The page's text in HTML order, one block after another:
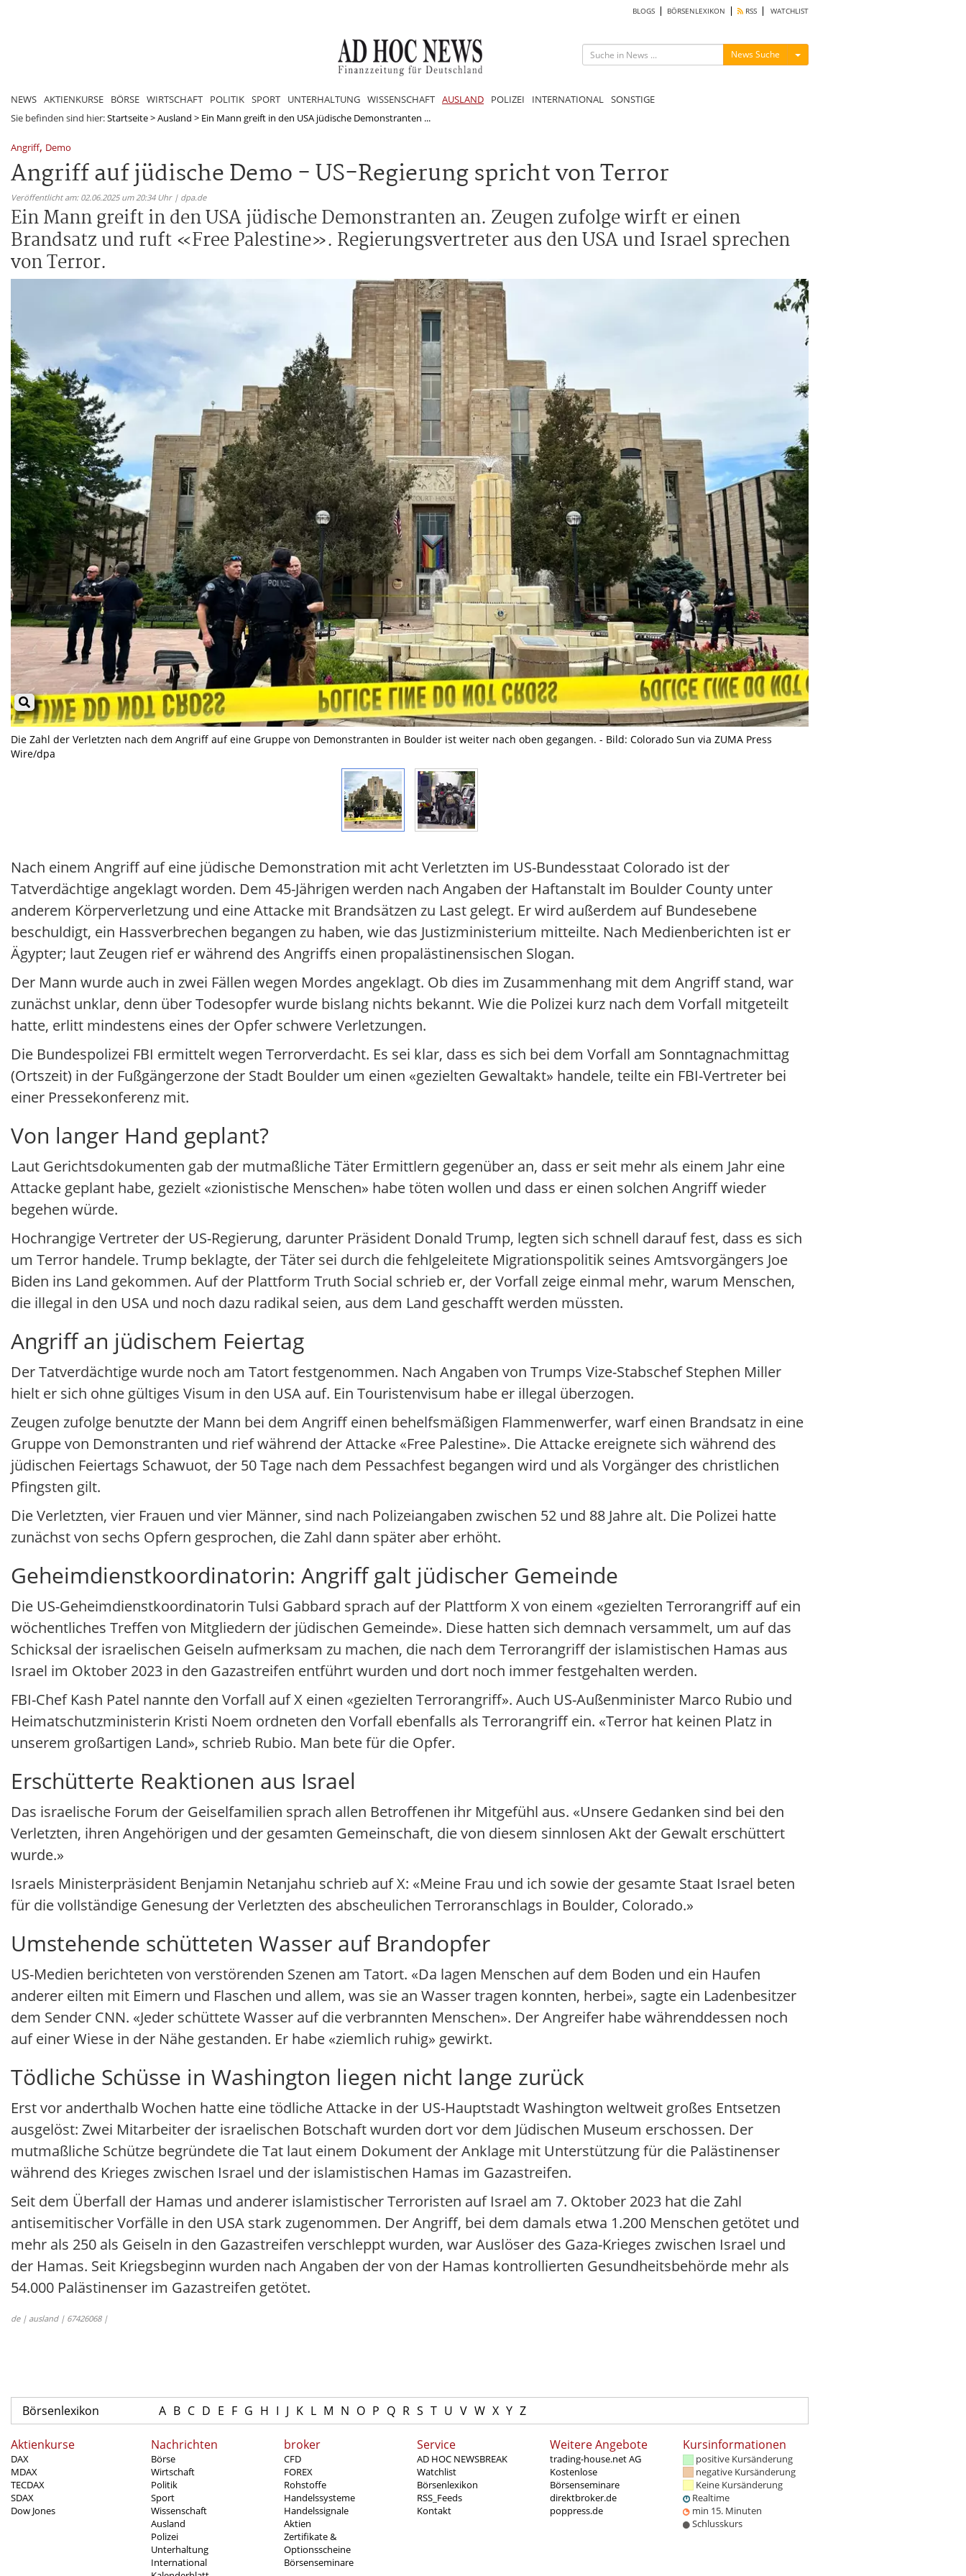
BLOGS BÖRSENLEXIKON RSS WATCHLIST
News Suche Menü ein-/ausblenden
NEWS AKTIENKURSE BÖRSE WIRTSCHAFT POLITIK SPORT UNTERHALTUNG WISSENSCHAFT AUSLAND POLIZEI INTERNATIONAL SONSTIGE
Sie befinden sind hier:Startseite>Ausland > Ein Mann greift in den USA jüdische Demonstranten ...
Angriff, Demo
Angriff auf jüdische Demo - US-Regierung spricht von Terror
Veröffentlicht am: 02.06.2025 um 20:34 Uhr | dpa.de
Ein Mann greift in den USA jüdische Demonstranten an. Zeugen zufolge wirft er einen
Brandsatz und ruft «Free Palestine». Regierungsvertreter aus den USA und Israel sprechen
von Terror.
Die Zahl der Verletzten nach dem Angriff auf eine Gruppe von Demonstranten in Boulder ist weiter nach oben gegangen. - Bild: Colorado Sun via ZUMA Press
Wire/dpa
Nach einem Angriff auf eine jüdische Demonstration mit acht Verletzten im US-Bundesstaat Colorado ist der
Tatverdächtige angeklagt worden. Dem 45-Jährigen werden nach Angaben der Haftanstalt im Boulder County unter
anderem Körperverletzung und eine Attacke mit Brandsätzen zu Last gelegt. Er wird außerdem auf Bundesebene
beschuldigt, ein Hassverbrechen begangen zu haben, wie das Justizministerium mitteilte. Nach Medienberichten ist er
Ägypter; laut Zeugen rief er während des Angriffs einen propalästinensischen Slogan.
Der Mann wurde auch in zwei Fällen wegen Mordes angeklagt. Ob dies im Zusammenhang mit dem Angriff stand, war
zunächst unklar, denn über Todesopfer wurde bislang nichts bekannt. Wie die Polizei kurz nach dem Vorfall mitgeteilt
hatte, erlitt mindestens eines der Opfer schwere Verletzungen.
Die Bundespolizei FBI ermittelt wegen Terrorverdacht. Es sei klar, dass es sich bei dem Vorfall am Sonntagnachmittag
(Ortszeit) in der Fußgängerzone der Stadt Boulder um einen «gezielten Gewaltakt» handele, teilte ein FBI-Vertreter bei
einer Pressekonferenz mit.
Von langer Hand geplant?
Laut Gerichtsdokumenten gab der mutmaßliche Täter Ermittlern gegenüber an, dass er seit mehr als einem Jahr eine
Attacke geplant habe, gezielt «zionistische Menschen» habe töten wollen und dass er einen solchen Angriff wieder
begehen würde.
Hochrangige Vertreter der US-Regierung, darunter Präsident Donald Trump, legten sich schnell darauf fest, dass es sich
um Terror handele. Trump beklagte, der Täter sei durch die fehlgeleitete Migrationspolitik seines Amtsvorgängers Joe
Biden ins Land gekommen. Auf der Plattform Truth Social schrieb er, der Vorfall zeige einmal mehr, warum Menschen,
die illegal in den USA und noch dazu radikal seien, aus dem Land geschafft werden müssten.
Angriff an jüdischem Feiertag
Der Tatverdächtige wurde noch am Tatort festgenommen. Nach Angaben von Trumps Vize-Stabschef Stephen Miller
hielt er sich ohne gültiges Visum in den USA auf. Ein Touristenvisum habe er illegal überzogen.
Zeugen zufolge benutzte der Mann bei dem Angriff einen behelfsmäßigen Flammenwerfer, warf einen Brandsatz in eine
Gruppe von Demonstranten und rief während der Attacke «Free Palestine». Die Attacke ereignete sich während des
jüdischen Feiertags Schawuot, der 50 Tage nach dem Pessachfest begangen wird und als Vorgänger des christlichen
Pfingsten gilt.
Die Verletzten, vier Frauen und vier Männer, sind nach Polizeiangaben zwischen 52 und 88 Jahre alt. Die Polizei hatte
zunächst von sechs Opfern gesprochen, die Zahl dann später aber erhöht.
Geheimdienstkoordinatorin: Angriff galt jüdischer Gemeinde
Die US-Geheimdienstkoordinatorin Tulsi Gabbard sprach auf der Plattform X von einem «gezielten Terrorangriff auf ein
wöchentliches Treffen von Mitgliedern der jüdischen Gemeinde». Diese hatten sich demnach versammelt, um auf das
Schicksal der israelischen Geiseln aufmerksam zu machen, die nach dem Terrorangriff der islamistischen Hamas aus
Israel im Oktober 2023 in den Gazastreifen entführt wurden und dort noch immer festgehalten werden.
FBI-Chef Kash Patel nannte den Vorfall auf X einen «gezielten Terrorangriff». Auch US-Außenminister Marco Rubio und
Heimatschutzministerin Kristi Noem ordneten den Vorfall ebenfalls als Terrorangriff ein. «Terror hat keinen Platz in
unserem großartigen Land», schrieb Rubio. Man bete für die Opfer.
Erschütterte Reaktionen aus Israel
Das israelische Forum der Geiselfamilien sprach allen Betroffenen ihr Mitgefühl aus. «Unsere Gedanken sind bei den
Verletzten, ihren Angehörigen und der gesamten Gemeinschaft, die von diesem sinnlosen Akt der Gewalt erschüttert
wurde.»
Israels Ministerpräsident Benjamin Netanjahu schrieb auf X: «Meine Frau und ich sowie der gesamte Staat Israel beten
für die vollständige Genesung der Verletzten des abscheulichen Terroranschlags in Boulder, Colorado.»
Umstehende schütteten Wasser auf Brandopfer
US-Medien berichteten von verstörenden Szenen am Tatort. «Da lagen Menschen auf dem Boden und ein Haufen
anderer eilten mit Eimern und Flaschen und allem, was sie an Wasser tragen konnten, herbei», sagte ein Ladenbesitzer
dem Sender CNN. «Jeder schüttete Wasser auf die verbrannten Menschen». Der Angreifer habe währenddessen noch
auf einer Wiese in der Nähe gestanden. Er habe «ziemlich ruhig» gewirkt.
Tödliche Schüsse in Washington liegen nicht lange zurück
Erst vor anderthalb Wochen hatte eine tödliche Attacke in der US-Hauptstadt Washington weltweit großes Entsetzen
ausgelöst: Zwei Mitarbeiter der israelischen Botschaft wurden dort vor dem Jüdischen Museum erschossen. Der
mutmaßliche Schütze begründete die Tat laut einem Dokument der Anklage mit Unterstützung für die Palästinenser
während des Krieges zwischen Israel und der islamistischen Hamas im Gazastreifen.
Seit dem Überfall der Hamas und anderer islamistischer Terroristen auf Israel am 7. Oktober 2023 hat die Zahl
antisemitischer Vorfälle in den USA stark zugenommen. Der Angriff, bei dem damals etwa 1.200 Menschen getötet und
mehr als 250 als Geiseln in den Gazastreifen verschleppt wurden, war Auslöser des Gaza-Krieges zwischen Israel und
der Hamas. Seit Kriegsbeginn wurden nach Angaben der von der Hamas kontrollierten Gesundheitsbehörde mehr als
54.000 Palästinenser im Gazastreifen getötet.
de | ausland | 67426068 |
Börsenlexikon A B C D E F G H I J K L M N O P Q R S T U V W X Y Z
Aktienkurse
DAX
MDAX
TECDAX
SDAX
Dow Jones
Nachrichten
Börse
Wirtschaft
Politik
Sport
Wissenschaft
Ausland
Polizei
Unterhaltung
International
broker
CFD
FOREX
Rohstoffe
Handelssysteme
Handelssignale
Aktien
Zertifikate &
Optionsscheine
Börsenseminare
Service
AD HOC NEWSBREAK
Watchlist
Börsenlexikon
RSS_Feeds
Kontakt
Weitere Angebote
trading-house.net AG
Kostenlose
Börsenseminare
direktbroker.de
poppress.de
Kursinformationen
positive Kursänderung
negative Kursänderung
Keine Kursänderung
Realtime
min 15. Minuten
Schlusskurs